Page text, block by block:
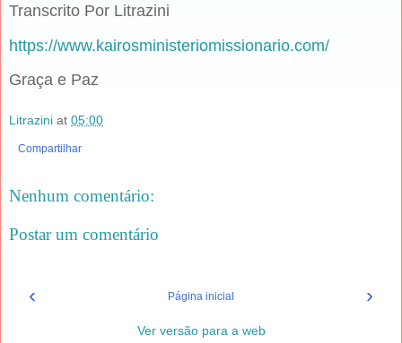
Transcrito Por Litrazini
https://www.kairosministeriomissionario.com/
Graça e Paz
Litrazini at 05:00
Compartilhar
Nenhum comentário:
Postar um comentário
‹ ›
Página inicial
Ver versão para a web